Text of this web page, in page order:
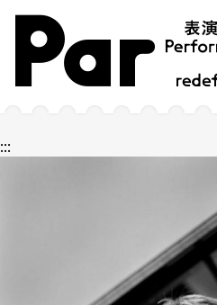
跳到主要內容區塊
網站導覽
:::